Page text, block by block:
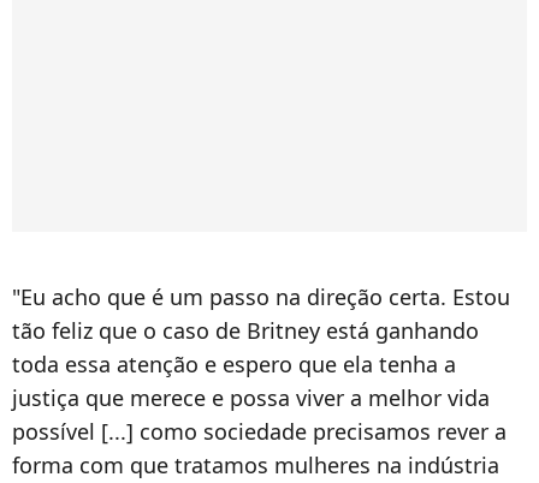
"Eu acho que é um passo na direção certa. Estou
tão feliz que o caso de Britney está ganhando
toda essa atenção e espero que ela tenha a
justiça que merece e possa viver a melhor vida
possível [...] como sociedade precisamos rever a
forma com que tratamos mulheres na indústria